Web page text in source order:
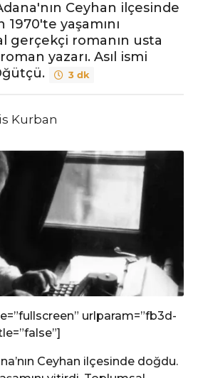
Ceyhan ilçesinde
yaşamını
gerçekçi romanın usta
yazarı. Asıl ismi
3 dk
Kurban
urlparam=”fb3d-
Ceyhan ilçesinde doğdu.